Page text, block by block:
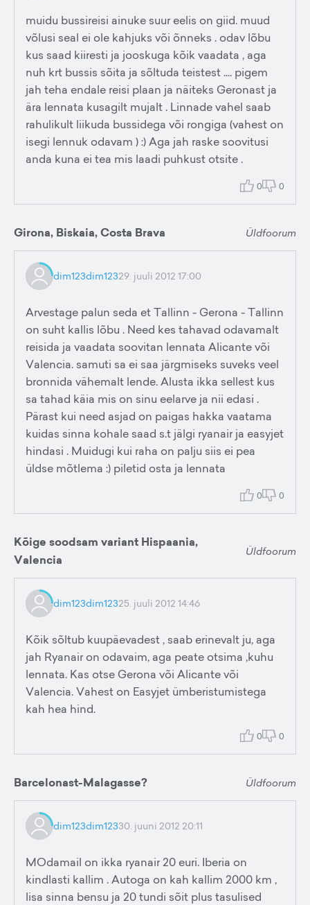
muidu bussireisi ainuke suur eelis on giid. muud
võlusi seal ei ole kahjuks või õnneks . odav lõbu
kus saad kiiresti ja jooskuga kõik vaadata , aga
nuh krt bussis sõita ja sõltuda teistest .... pigem
jah teha endale reisi plaan ja näiteks Geronast ja
ära lennata kusagilt mujalt . Linnade vahel saab
rahulikult liikuda bussidega või rongiga (vahest on
isegi lennuk odavam ) :) Aga jah raske soovitusi
anda kuna ei tea mis laadi puhkust otsite .
0 0
Girona, Biskaia, Costa Brava Üldfoorum
dim123dim12329. juuli 2012 17:00
Arvestage palun seda et Tallinn - Gerona - Tallinn
on suht kallis lõbu . Need kes tahavad odavamalt
reisida ja vaadata soovitan lennata Alicante või
Valencia. samuti sa ei saa järgmiseks suveks veel
bronnida vähemalt lende. Alusta ikka sellest kus
sa tahad käia mis on sinu eelarve ja nii edasi .
Pärast kui need asjad on paigas hakka vaatama
kuidas sinna kohale saad s.t jälgi ryanair ja easyjet
hindasi . Muidugi kui raha on palju siis ei pea
üldse mõtlema :) piletid osta ja lennata
0 0
Kõige soodsam variant Hispaania,
Valencia
Üldfoorum
dim123dim12325. juuli 2012 14:46
Kõik sõltub kuupäevadest , saab erinevalt ju, aga
jah Ryanair on odavaim, aga peate otsima ,kuhu
lennata. Kas otse Gerona või Alicante või
Valencia. Vahest on Easyjet ümberistumistega
kah hea hind.
0 0
Barcelonast-Malagasse? Üldfoorum
dim123dim12330. juuni 2012 20:11
MOdamail on ikka ryanair 20 euri. Iberia on
kindlasti kallim . Autoga on kah kallim 2000 km ,
lisa sinna bensu ja 20 tundi sõit plus tasulised